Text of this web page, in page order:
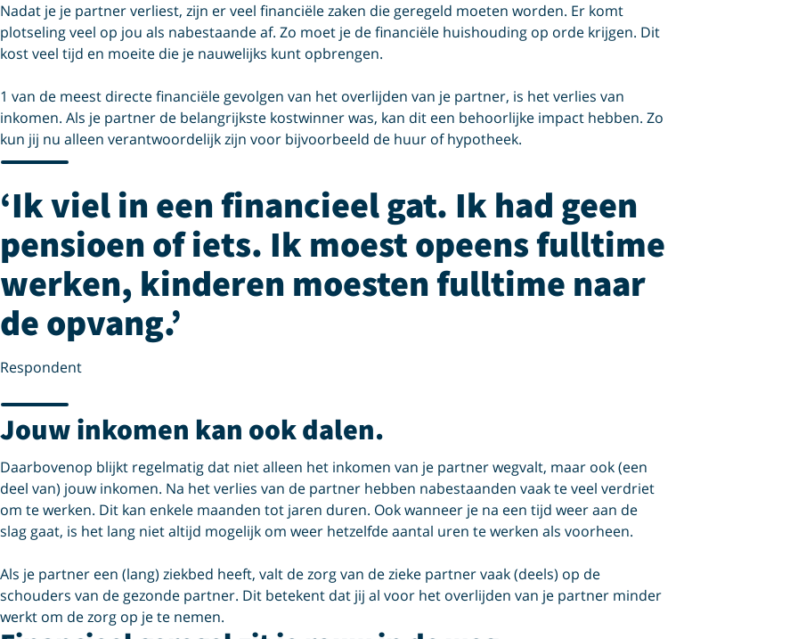
Nadat je je partner verliest, zijn er veel financiële zaken die geregeld moeten worden. Er komt
plotseling veel op jou als nabestaande af. Zo moet je de financiële huishouding op orde krijgen. Dit
kost veel tijd en moeite die je nauwelijks kunt opbrengen.
1 van de meest directe financiële gevolgen van het overlijden van je partner, is het verlies van
inkomen. Als je partner de belangrijkste kostwinner was, kan dit een behoorlijke impact hebben. Zo
kun jij nu alleen verantwoordelijk zijn voor bijvoorbeeld de huur of hypotheek.
Ik viel in een financieel gat. Ik had geen
pensioen of iets. Ik moest opeens fulltime
werken, kinderen moesten fulltime naar
de opvang.
Respondent
Jouw inkomen kan ook dalen.
Daarbovenop blijkt regelmatig dat niet alleen het inkomen van je partner wegvalt, maar ook (een
deel van) jouw inkomen. Na het verlies van de partner hebben nabestaanden vaak te veel verdriet
om te werken. Dit kan enkele maanden tot jaren duren. Ook wanneer je na een tijd weer aan de
slag gaat, is het lang niet altijd mogelijk om weer hetzelfde aantal uren te werken als voorheen.
Als je partner een (lang) ziekbed heeft, valt de zorg van de zieke partner vaak (deels) op de
schouders van de gezonde partner. Dit betekent dat jij al voor het overlijden van je partner minder
werkt om de zorg op je te nemen.